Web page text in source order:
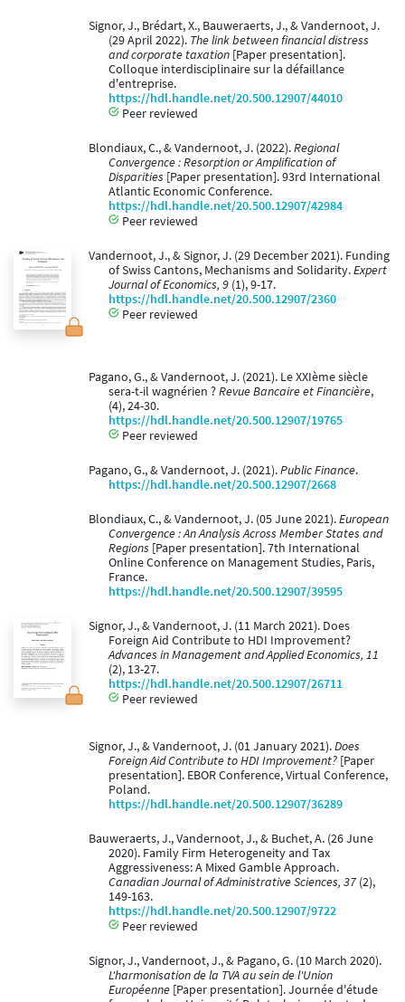
Signor, J., Brédart, X., Bauweraerts, J., & Vandernoot, J.
(29 April 2022). The link between financial distress
and corporate taxation [Paper presentation].
Colloque interdisciplinaire sur la défaillance
d'entreprise.
https://hdl.handle.net/20.500.12907/44010
Peer reviewed
Blondiaux, C., & Vandernoot, J. (2022).Regional
Convergence : Resorption or Amplification of
Disparities [Paper presentation]. 93rd International
Atlantic Economic Conference.
https://hdl.handle.net/20.500.12907/42984
Peer reviewed
Vandernoot, J., & Signor, J. (29 December 2021). Funding
of Swiss Cantons, Mechanisms and Solidarity.Expert
Journal of Economics, 9 (1), 9-17.
https://hdl.handle.net/20.500.12907/2360
Peer reviewed
Pagano, G., & Vandernoot, J. (2021). Le XXIème siècle
sera-t-il wagnérien ?Revue Bancaire et Financière,
(4), 24-30.
https://hdl.handle.net/20.500.12907/19765
Peer reviewed
Pagano, G., & Vandernoot, J. (2021).Public Finance.
https://hdl.handle.net/20.500.12907/2668
Blondiaux, C., & Vandernoot, J. (05 June 2021).European
Convergence : An Analysis Across Member States and
Regions [Paper presentation]. 7th International
Online Conference on Management Studies, Paris,
France.
https://hdl.handle.net/20.500.12907/39595
Signor, J., & Vandernoot, J. (11 March 2021). Does
Foreign Aid Contribute to HDI Improvement?
Advances in Management and Applied Economics, 11
(2), 13-27.
https://hdl.handle.net/20.500.12907/26711
Peer reviewed
Signor, J., & Vandernoot, J. (01 January 2021).Does
Foreign Aid Contribute to HDI Improvement? [Paper
presentation]. EBOR Conference, Virtual Conference,
Poland.
https://hdl.handle.net/20.500.12907/36289
Bauweraerts, J., Vandernoot, J., & Buchet, A. (26 June
2020). Family Firm Heterogeneity and Tax
Aggressiveness: A Mixed Gamble Approach.
Canadian Journal of Administrative Sciences, 37 (2),
149-163.
https://hdl.handle.net/20.500.12907/9722
Peer reviewed
Signor, J., Vandernoot, J., & Pagano, G. (10 March 2020).
L'harmonisation de la TVA au sein de l'Union
Européenne [Paper presentation]. Journée d'étude